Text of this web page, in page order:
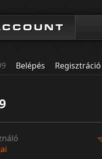
Belépés Regisztráció